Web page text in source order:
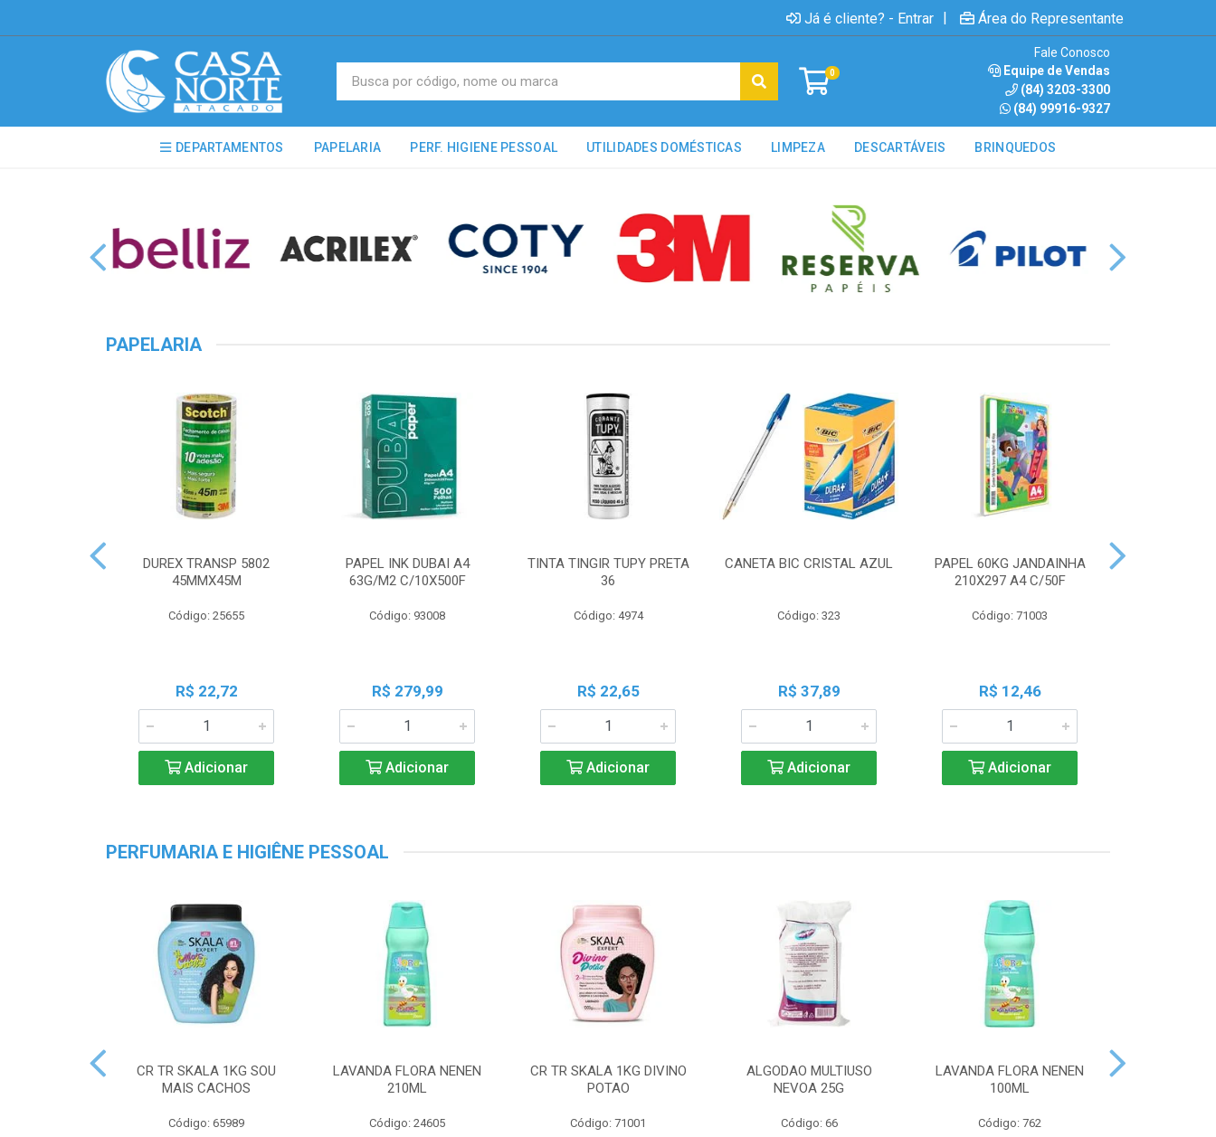
Já é cliente? - Entrar | Área do Representante
0
Fale Conosco
Equipe de Vendas
(84) 3203-3300
(84) 99916-9327
DEPARTAMENTOS PAPELARIA PERF. HIGIENE PESSOAL UTILIDADES DOMÉSTICAS LIMPEZA DESCARTÁVEIS BRINQUEDOS
PAPELARIA
DUREX TRANSP 5802
45MMX45M
Código: 25655
R$ 22,72
Adicionar
PAPEL INK DUBAI A4
63G/M2 C/10X500F
Código: 93008
R$ 279,99
Adicionar
TINTA TINGIR TUPY PRETA
36
Código: 4974
R$ 22,65
Adicionar
CANETA BIC CRISTAL AZUL
Código: 323
R$ 37,89
Adicionar
PAPEL 60KG JANDAINHA
210X297 A4 C/50F
Código: 71003
R$ 12,46
Adicionar
PERFUMARIA E HIGIÊNE PESSOAL
CR TR SKALA 1KG SOU
MAIS CACHOS
Código: 65989
LAVANDA FLORA NENEN
210ML
Código: 24605
CR TR SKALA 1KG DIVINO
POTAO
Código: 71001
ALGODAO MULTIUSO
NEVOA 25G
Código: 66
LAVANDA FLORA NENEN
100ML
Código: 762